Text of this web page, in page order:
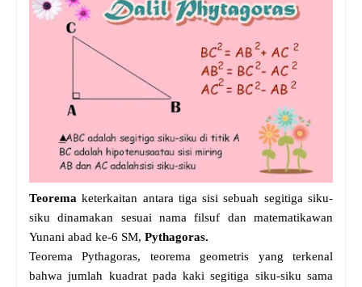
Teoremaketerkaitan antara tiga sisi sebuah segitiga siku-
siku dinamakan sesuai nama filsuf dan matematikawan
Yunani abad ke-6 SM, Pythagoras.
Teorema Pythagoras, teorema geometris yang terkenal
bahwa jumlah kuadrat pada kaki segitiga siku-siku sama